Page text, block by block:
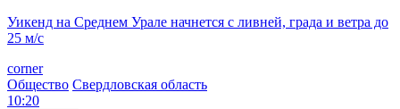
Уикенд на Среднем Урале начнется с ливней, града и ветра до
25 м/с
corner
Общество Свердловская область
10:20